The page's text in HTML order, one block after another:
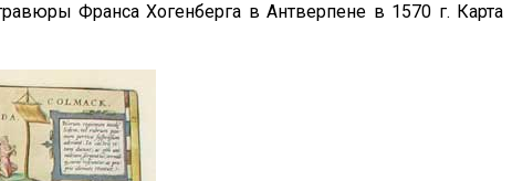
Франса Хогенберга в Антверпене в 1570 г. Карта